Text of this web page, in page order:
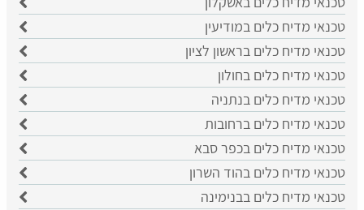
טכנאי מדיח כלים במודיעין
טכנאי מדיח כלים בראשון לציון
טכנאי מדיח כלים בחולון
טכנאי מדיח כלים בנתניה
טכנאי מדיח כלים ברחובות
טכנאי מדיח כלים בכפר סבא
טכנאי מדיח כלים בהוד השרון
טכנאי מדיח כלים בבנימינה